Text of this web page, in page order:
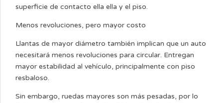
superficie de contacto ella ella y el piso.
Menos revoluciones, pero mayor costo
Llantas de mayor diámetro también implican que un auto
necesitará menos revoluciones para circular. Entregan
mayor estabilidad al vehículo, principalmente con piso
resbaloso.
Sin embargo, ruedas mayores son más pesadas, por lo